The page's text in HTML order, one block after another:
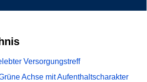
Versorgungstreff
Achse mit Aufenthaltscharakter